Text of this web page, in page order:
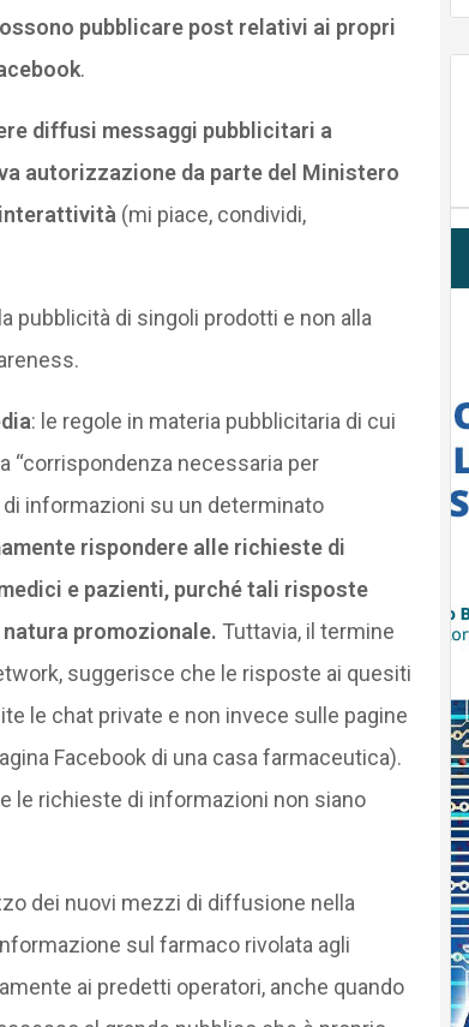
pubblicare post relativi ai propri
.
diffusi messaggi pubblicitari a
autorizzazione da parte del Ministero
(mi piace, condividi,
pubblicità di singoli prodotti e non alla
: le regole in materia pubblicitaria di cui
“corrispondenza necessaria per
informazioni su un determinato
rispondere alle richieste di
e pazienti, purché tali risposte
promozionale. Tuttavia, il termine
suggerisce che le risposte ai quesiti
le chat private e non invece sulle pagine
Facebook di una casa farmaceutica).
le richieste di informazioni non siano
dei nuovi mezzi di diffusione nella
sul farmaco rivolata agli
ai predetti operatori, anche quando